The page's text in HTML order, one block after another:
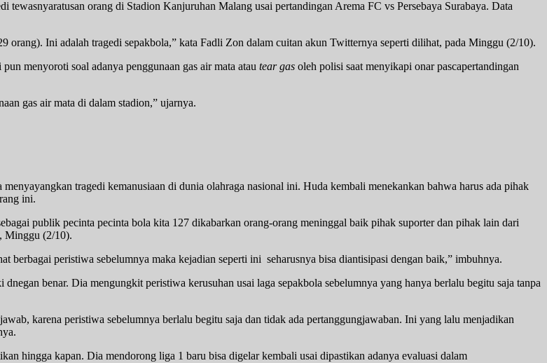
orang di Stadion Kanjuruhan Malang usai pertandingan Arema FC vs Persebaya Surabaya. Data
orang). Ini adalah tragedi sepakbola,” kata Fadli Zon dalam cuitan akun Twitternya seperti dilihat, pada Minggu (2/10).
menyoroti soal adanya penggunaan gas air mata atau tear gas oleh polisi saat menyikapi onar pascapertandingan
gas air mata di dalam stadion,” ujarnya.
tragedi kemanusiaan di dunia olahraga nasional ini. Huda kembali menekankan bahwa harus ada pihak
ini.
publik pecinta pecinta bola kita 127 dikabarkan orang-orang meninggal baik pihak suporter dan pihak lain dari
Minggu (2/10).
berbagai peristiwa sebelumnya maka kejadian seperti ini seharusnya bisa diantisipasi dengan baik,” imbuhnya.
benar. Dia mengungkit peristiwa kerusuhan usai laga sepakbola sebelumnya yang hanya berlalu begitu saja tanpa
karena peristiwa sebelumnya berlalu begitu saja dan tidak ada pertanggungjawaban. Ini yang lalu menjadikan
hingga kapan. Dia mendorong liga 1 baru bisa digelar kembali usai dipastikan adanya evaluasi dalam